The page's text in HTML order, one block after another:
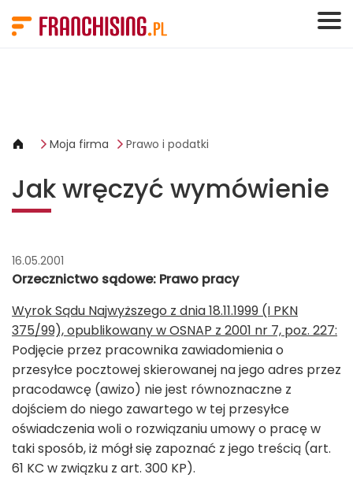
Moja firma Prawo i podatki
Jak wręczyć wymówienie
16.05.2001
Orzecznictwo sądowe: Prawo pracy
Wyrok Sądu Najwyższego z dnia 18.11.1999 (I PKN
375/99), opublikowany w OSNAP z 2001 nr 7, poz. 227:
Podjęcie przez pracownika zawiadomienia o
przesyłce pocztowej skierowanej na jego adres przez
pracodawcę (awizo) nie jest równoznaczne z
dojściem do niego zawartego w tej przesyłce
oświadczenia woli o rozwiązaniu umowy o pracę w
taki sposób, iż mógł się zapoznać z jego treścią (art.
61 KC w związku z art. 300 KP).